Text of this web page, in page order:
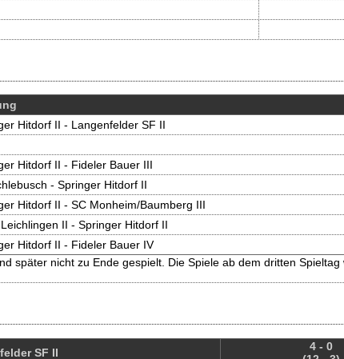
Hitdorf II - Langenfelder SF II
Hitdorf II - Fideler Bauer III
- Springer Hitdorf II
Hitdorf II - SC Monheim/Baumberg III
II - Springer Hitdorf II
Hitdorf II - Fideler Bauer IV
später nicht zu Ende gespielt. Die Spiele ab dem dritten Spieltag
SF II
4 - 0